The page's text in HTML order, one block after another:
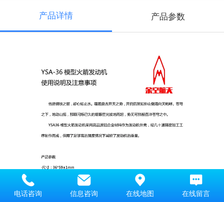
产品详情 产品参数
电话咨询 信息咨询 在线地图 在线留言